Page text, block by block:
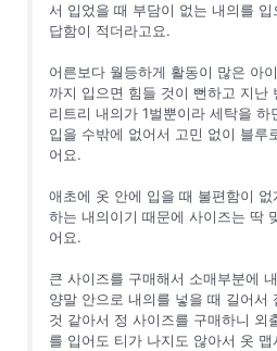
서 입었을 때 부담이 없는 내의를
답함이 적더라고요.
어른보다 월등하게 활동이 많은 아
까지 입으면 힘들 것이 뻔하고 지난
리트리 내의가 1벌뿐이라 세탁을 하
입을 수밖에 없어서 고민 없이 블루
어요.
애초에 옷 안에 입을 때 불편함이 없
하는 내의이기 때문에 사이즈는 딱
어요.
큰 사이즈를 구매해서 소매부분에
양말 안으로 내의를 넣을 때 길어서
것 같아서 정 사이즈를 구매하니 외
를 입어도 티가 나지도 않아서 옷 맵